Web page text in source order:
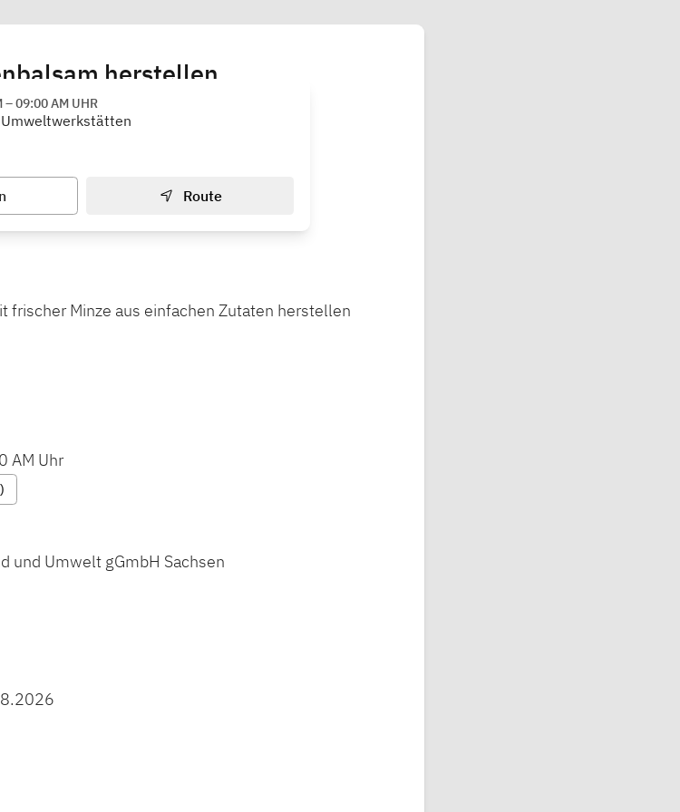
herstellen
–09:00 AM UHR
Route
frischer Minze aus einfachen Zutaten herstellen
AM Uhr
und Umwelt gGmbH Sachsen